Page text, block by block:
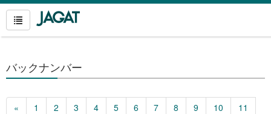
バックナンバー
« 1 2 3 4 5 6 7 8 9 10
11